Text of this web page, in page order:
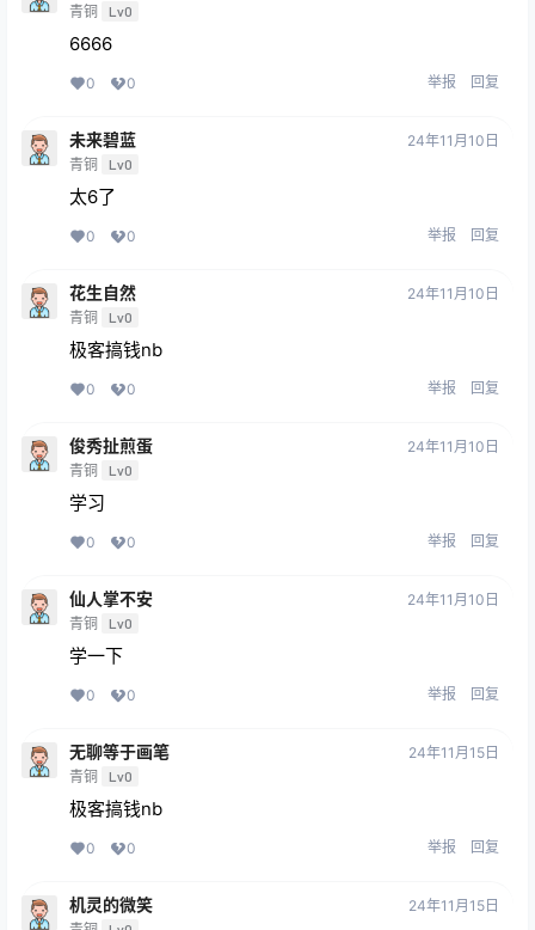
青铜 Lv0
6666
0 0 举报 回复
未来碧蓝
青铜 Lv0
24年11月10日
太6了
0 0 举报 回复
花生自然
青铜 Lv0
24年11月10日
极客搞钱nb
0 0 举报 回复
俊秀扯煎蛋
青铜 Lv0
24年11月10日
学习
0 0 举报 回复
仙人掌不安
青铜 Lv0
24年11月10日
学一下
0 0 举报 回复
无聊等于画笔
青铜 Lv0
24年11月15日
极客搞钱nb
0 0 举报 回复
机灵的微笑 24年11月15日